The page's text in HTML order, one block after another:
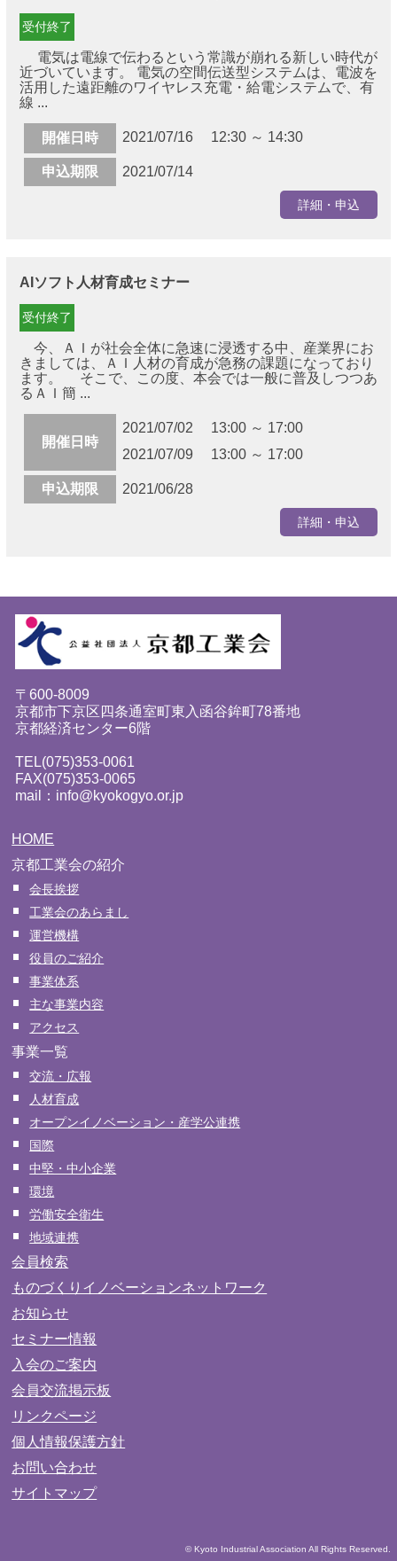
受付終了
電気は電線で伝わるという常識が崩れる新しい時代が
近づいています。 電気の空間伝送型システムは、電波を
活用した遠距離のワイヤレス充電・給電システムで、有
線 ...
開催日時 2021/07/16 12:30 ～ 14:30
申込期限 2021/07/14
詳細・申込
AIソフト人材育成セミナー
受付終了
今、ＡＩが社会全体に急速に浸透する中、産業界にお
きましては、ＡＩ人材の育成が急務の課題になっており
ます。 そこで、この度、本会では一般に普及しつつあ
るＡＩ簡 ...
開催日時
2021/07/02 13:00 ～ 17:00
2021/07/09 13:00 ～ 17:00
申込期限 2021/06/28
詳細・申込
〒600-8009
京都市下京区四条通室町東入函谷鉾町78番地
京都経済センター6階
TEL(075)353-0061
FAX(075)353-0065
mail：info@kyokogyo.or.jp
HOME
京都工業会の紹介
会長挨拶
工業会のあらまし
運営機構
役員のご紹介
事業体系
主な事業内容
アクセス
事業一覧
交流・広報
人材育成
オープンイノベーション・産学公連携
国際
中堅・中小企業
環境
労働安全衛生
地域連携
会員検索
ものづくりイノベーションネットワーク
お知らせ
セミナー情報
入会のご案内
会員交流掲示板
リンクページ
個人情報保護方針
お問い合わせ
サイトマップ
© Kyoto Industrial Association All Rights Reserved.